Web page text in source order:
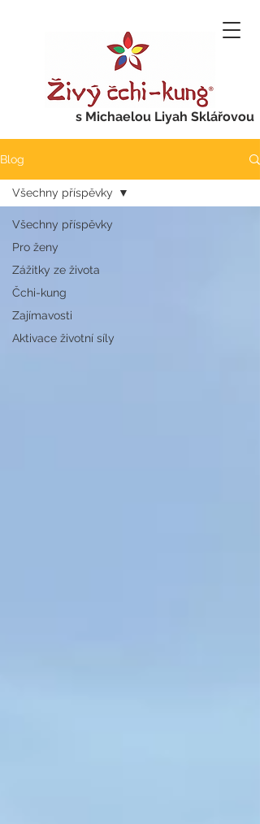
s Michaelou Liyah Sklářovou
Blog
Všechny příspěvky
Pro ženy
Zážitky ze života
Čchi-kung
Zajímavosti
Aktivace životní síly
Všechny příspěvky